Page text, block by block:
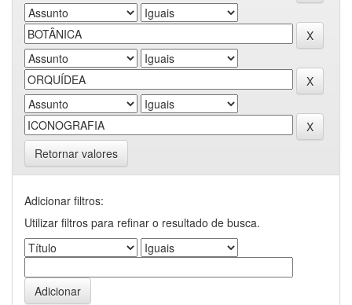
Retornar valores
Adicionar filtros:
Utilizar filtros para refinar o resultado de busca.